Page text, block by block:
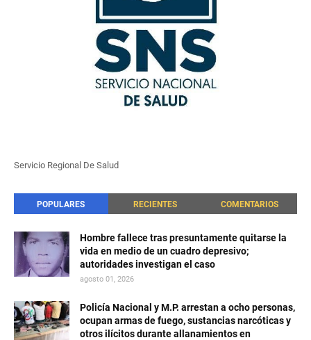
Servicio Regional De Salud
POPULARES RECIENTES COMENTARIOS
Hombre fallece tras presuntamente quitarse la
vida en medio de un cuadro depresivo;
autoridades investigan el caso
agosto 01, 2026
Policía Nacional y M.P. arrestan a ocho personas,
ocupan armas de fuego, sustancias narcóticas y
otros ilícitos durante allanamientos en